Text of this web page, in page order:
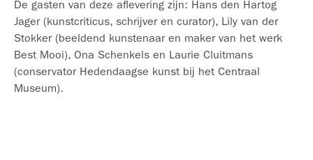
De gasten van deze aflevering zijn: Hans den Hartog
Jager (kunstcriticus, schrijver en curator), Lily van der
Stokker (beeldend kunstenaar en maker van het werk
Best Mooi), Ona Schenkels en Laurie Cluitmans
(conservator Hedendaagse kunst bij het Centraal
Museum).